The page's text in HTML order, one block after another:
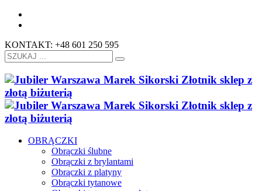
KONTAKT: +48 601 250 595
OBRĄCZKI
Obrączki ślubne
Obrączki z brylantami
Obrączki z platyny
Obrączki tytanowe